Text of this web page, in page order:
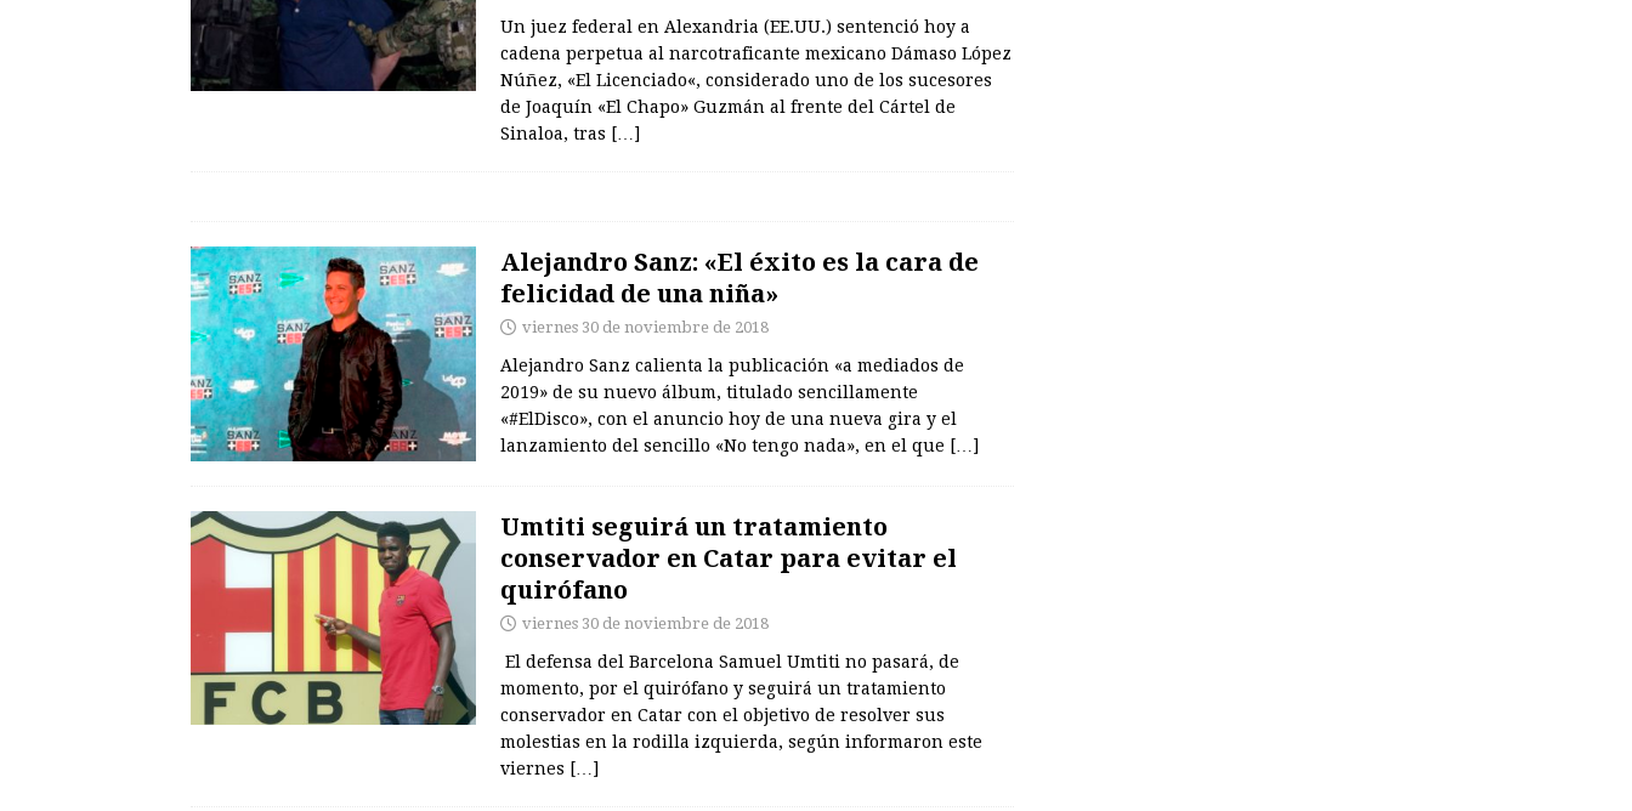
Un juez federal en Alexandria (EE.UU.) sentenció hoy a
cadena perpetua al narcotraficante mexicano Dámaso López
Núñez, «El Licenciado«, considerado uno de los sucesores
de Joaquín «El Chapo» Guzmán al frente del Cártel de
Sinaloa, tras […]
Alejandro Sanz: «El éxito es la cara de
felicidad de una niña»
viernes 30 de noviembre de 2018
Alejandro Sanz calienta la publicación «a mediados de
2019» de su nuevo álbum, titulado sencillamente
«#ElDisco», con el anuncio hoy de una nueva gira y el
lanzamiento del sencillo «No tengo nada», en el que […]
Umtiti seguirá un tratamiento
conservador en Catar para evitar el
quirófano
viernes 30 de noviembre de 2018
El defensa del Barcelona Samuel Umtiti no pasará, de
momento, por el quirófano y seguirá un tratamiento
conservador en Catar con el objetivo de resolver sus
molestias en la rodilla izquierda, según informaron este
viernes […]